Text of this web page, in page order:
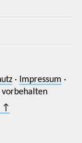
· Impressum ·
vorbehalten
↑